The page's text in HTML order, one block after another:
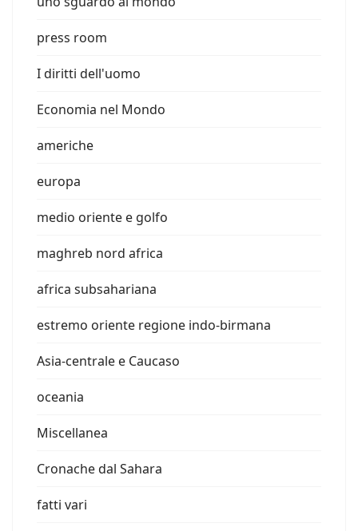
press room
I diritti dell'uomo
Economia nel Mondo
americhe
europa
medio oriente e golfo
maghreb nord africa
africa subsahariana
estremo oriente regione indo-birmana
Asia-centrale e Caucaso
oceania
Miscellanea
Cronache dal Sahara
fatti vari